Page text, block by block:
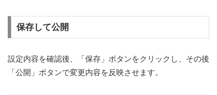
保存して公開
設定内容を確認後、「保存」ボタンをクリックし、その後
「公開」ボタンで変更内容を反映させます。